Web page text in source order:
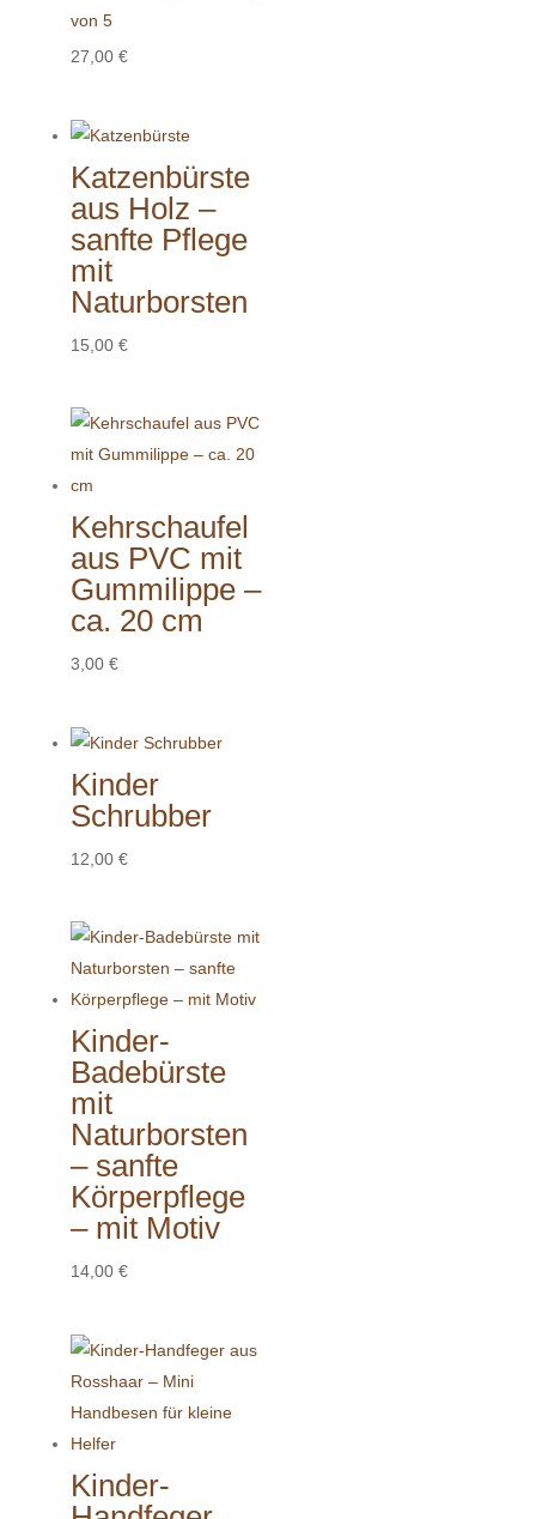
von 5
27,00 €
Katzenbürste
aus Holz –
sanfte Pflege
mit
Naturborsten
15,00 €
Kehrschaufel
aus PVC mit
Gummilippe –
ca. 20 cm
3,00 €
Kinder
Schrubber
12,00 €
Kinder-
Badebürste
mit
Naturborsten
– sanfte
Körperpflege
– mit Motiv
14,00 €
Kinder-